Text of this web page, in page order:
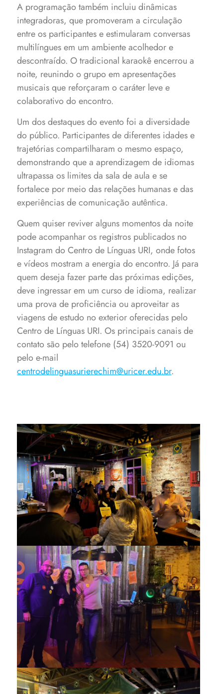
A programação também incluiu dinâmicas
integradoras, que promoveram a circulação
entre os participantes e estimularam conversas
multilíngues em um ambiente acolhedor e
descontraído. O tradicional karaokê encerrou a
noite, reunindo o grupo em apresentações
musicais que reforçaram o caráter leve e
colaborativo do encontro.
Um dos destaques do evento foi a diversidade
do público. Participantes de diferentes idades e
trajetórias compartilharam o mesmo espaço,
demonstrando que a aprendizagem de idiomas
ultrapassa os limites da sala de aula e se
fortalece por meio das relações humanas e das
experiências de comunicação autêntica.
Quem quiser reviver alguns momentos da noite
pode acompanhar os registros publicados no
Instagram do Centro de Línguas URI, onde fotos
e vídeos mostram a energia do encontro. Já para
quem deseja fazer parte das próximas edições,
deve ingressar em um curso de idioma, realizar
uma prova de proficiência ou aproveitar as
viagens de estudo no exterior oferecidas pelo
Centro de Línguas URI. Os principais canais de
contato são pelo telefone (54) 3520-9091 ou
pelo e-mail
centrodelinguasurierechim@uricer.edu.br.
Chat’s Cheers reuniu
participantes da comunidade
Vencedores de uma das
atividades do encontro